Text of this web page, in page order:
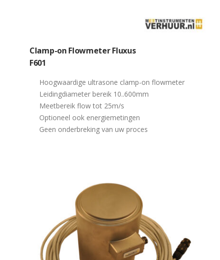
Clamp-on Flowmeter Fluxus
F601
Hoogwaardige ultrasone clamp-on flowmeter
Leidingdiameter bereik 10..600mm
Meetbereik flow tot 25m/s
Optioneel ook energiemetingen
Geen onderbreking van uw proces